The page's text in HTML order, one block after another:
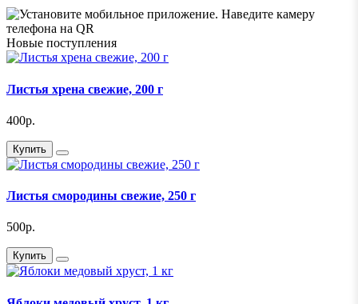
Новые поступления
Листья хрена свежие, 200 г
400р.
Купить
Листья смородины свежие, 250 г
500р.
Купить